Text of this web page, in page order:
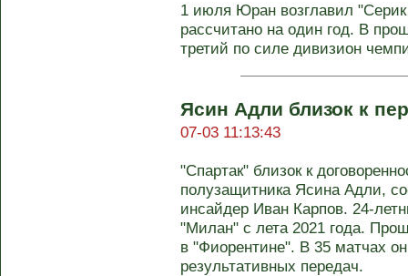
1 июля Юран возглавил
рассчитано на один год. В
третий по силе дивизион
Ясин Адли близок к
07-03 11:13:43
"Спартак" близок к
полузащитника Ясина Адли,
инсайдер Иван Карпов. 24-
"Милан" с лета 2021 года.
в "Фиорентине". В 35 матчах
результативных передач.